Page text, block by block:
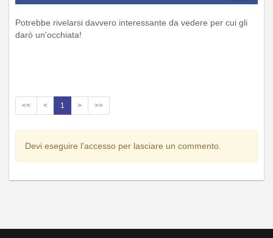
Potrebbe rivelarsi davvero interessante da vedere per cui gli
darò un'occhiata!
<< < 1 > >>
Devi eseguire l'accesso per lasciare un commento.